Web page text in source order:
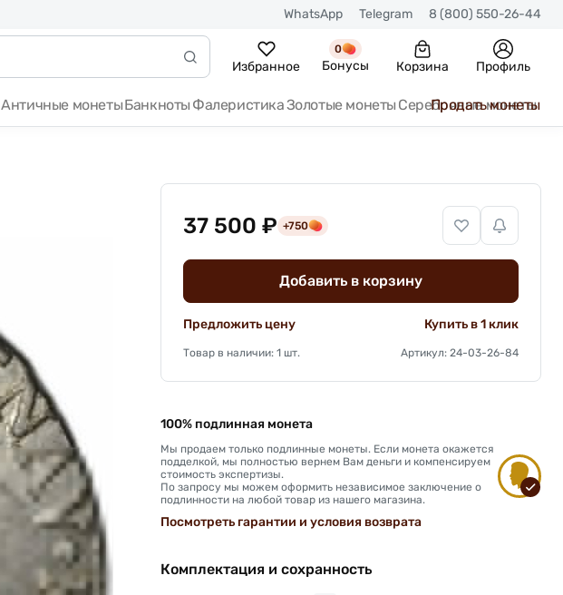
WhatsApp Telegram 8 (800) 550-26-44
Избранное
0
Бонусы Корзина Профиль
Античные монетыБанкноты ФалеристикаЗолотые монеты Серебряные монеты
Продать монеты
37 500 ₽ +750
Добавить в корзину
Предложить цену Купить в 1 клик
Товар в наличии: 1 шт. Артикул: 24-03-26-84
100% подлинная монета
Мы продаем только подлинные монеты. Если монета окажется
подделкой, мы полностью вернем Вам деньги и компенсируем
стоимость экспертизы.
По запросу мы можем оформить независимое заключение о
подлинности на любой товар из нашего магазина.
Посмотреть гарантии и условия возврата
Комплектация и сохранность